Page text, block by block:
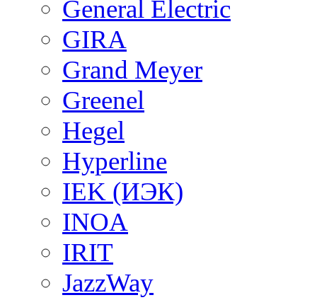
General Electric
GIRA
Grand Meyer
Greenel
Hegel
Hyperline
IEK (ИЭК)
INOA
IRIT
JazzWay